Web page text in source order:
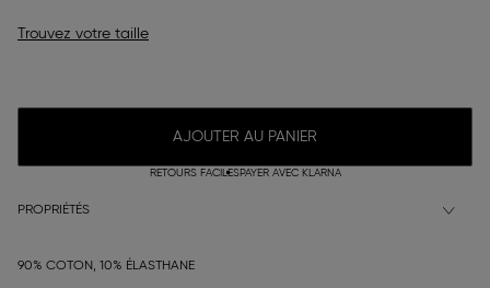
Trouvez votre taille
AJOUTER AU PANIER
RETOURS FACILESPAYER AVEC KLARNA
PROPRIÉTÉS
90% COTON, 10% ÉLASTHANE